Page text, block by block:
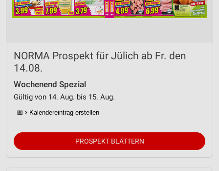
NORMA Prospekt für Jülich ab Fr. den
14.08.
Wochenend Spezial
Gültig von 14. Aug. bis 15. Aug.
📅 Kalendereintrag erstellen
PROSPEKT BLÄTTERN